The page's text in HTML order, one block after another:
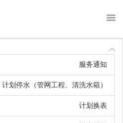
About us
News
服务通知
计划停水（管网工程、清洗水箱）
计划换表